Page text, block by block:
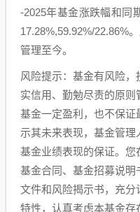
-2025年基金涨跌幅和同
17.28%,59.92%/22.86%
管理至今。
风险提示：基金有风险
实信用、勤勉尽责的原
基金一定盈利，也不保
示其未来表现，基金管
基金业绩表现的保证。
基金合同、基金招募说
文件和风险揭示书，充
特性，认真考虑本基金